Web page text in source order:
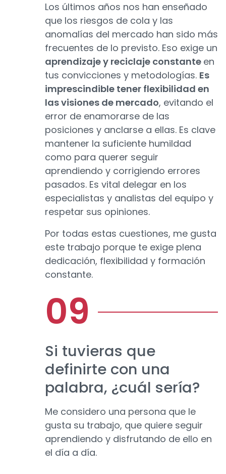
Los últimos años nos han enseñado
que los riesgos de cola y las
anomalías del mercado han sido más
frecuentes de lo previsto. Eso exige un
aprendizaje y reciclaje constante en
tus convicciones y metodologías. Es
imprescindible tener flexibilidad en
las visiones de mercado, evitando el
error de enamorarse de las
posiciones y anclarse a ellas. Es clave
mantener la suficiente humildad
como para querer seguir
aprendiendo y corrigiendo errores
pasados. Es vital delegar en los
especialistas y analistas del equipo y
respetar sus opiniones.
Por todas estas cuestiones, me gusta
este trabajo porque te exige plena
dedicación, flexibilidad y formación
constante.
Si tuvieras que
definirte con una
palabra, ¿cuál sería?
Me considero una persona que le
gusta su trabajo, que quiere seguir
aprendiendo y disfrutando de ello en
el día a día.